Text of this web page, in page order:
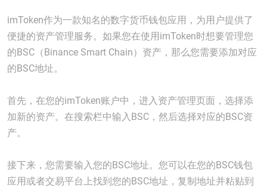
imToken作为一款知名的数字货币钱包应用，为用户提供了
便捷的资产管理服务。如果您在使用imToken时想要管理您
的BSC（Binance Smart Chain）资产，那么您需要添加对应
的BSC地址。
首先，在您的imToken账户中，进入资产管理页面，选择添
加新的资产。在搜索栏中输入BSC，然后选择对应的BSC资
产。
接下来，您需要输入您的BSC地址。您可以在您的BSC钱包
应用或者交易平台上找到您的BSC地址，复制地址并粘贴到